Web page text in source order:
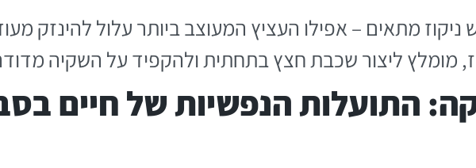
ניקוז מתאים – אפילו העציץ המעוצב ביותר עלול להינזק
מומלץ ליצור שכבת חצץ בתחתית ולהקפיד על השקיה
התועלות הנפשיות של חיים